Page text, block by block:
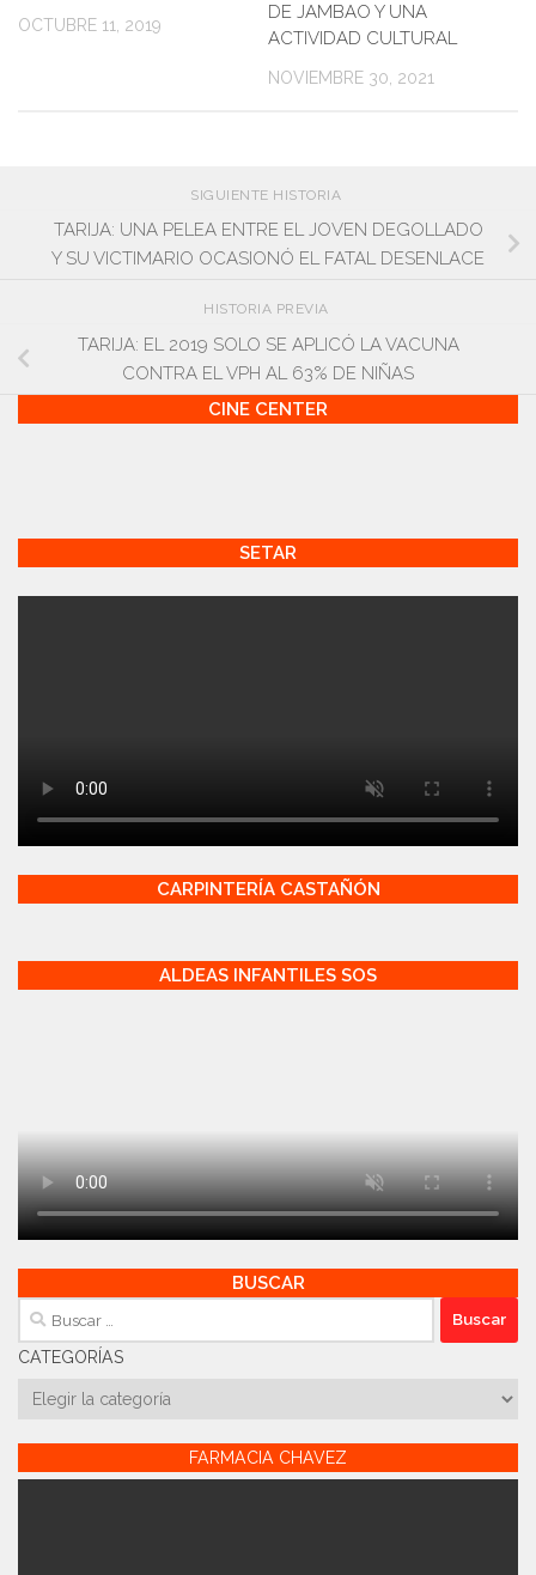
OCTUBRE 11, 2019
DE JAMBAO Y UNA
ACTIVIDAD CULTURAL
NOVIEMBRE 30, 2021
SIGUIENTE HISTORIA
TARIJA: UNA PELEA ENTRE EL JOVEN DEGOLLADO
Y SU VICTIMARIO OCASIONÓ EL FATAL DESENLACE
HISTORIA PREVIA
TARIJA: EL 2019 SOLO SE APLICÓ LA VACUNA
CONTRA EL VPH AL 63% DE NIÑAS
CINE CENTER
SETAR
CARPINTERÍA CASTAÑÓN
ALDEAS INFANTILES SOS
BUSCAR
Buscar:
CATEGORÍAS
Categorías
FARMACIA CHAVEZ